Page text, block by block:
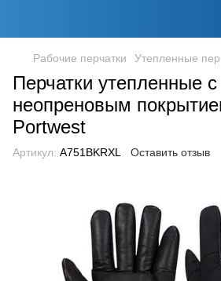
Рабочие перчатки Утепленные
Перчатки утепленные с
неопреновым
Portwest
Артикул: A751BKRXL Оставить отзыв